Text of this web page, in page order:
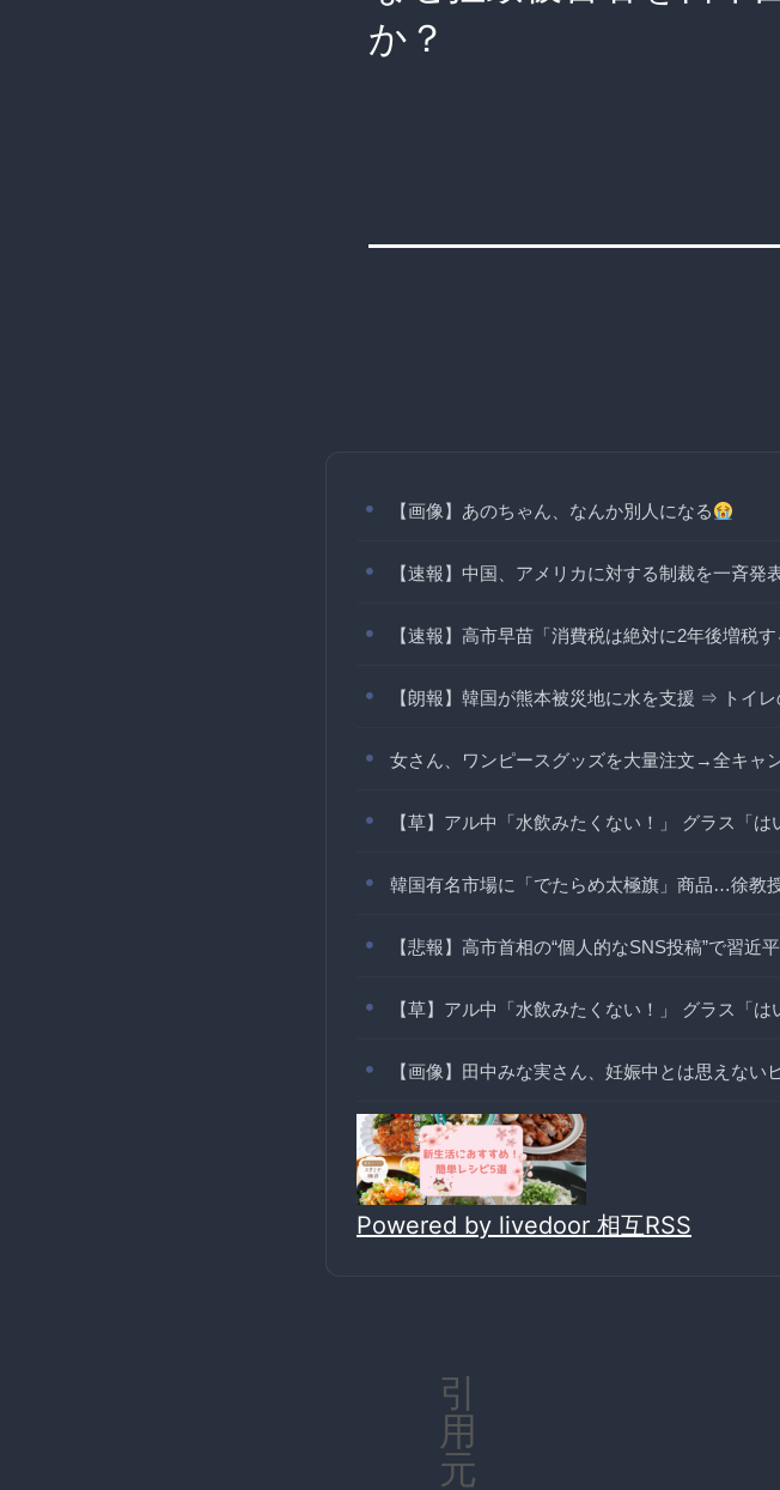
か？
【画像】あのちゃん、なんか別人になる
【速報】中国、アメリカに対する制裁を一斉発
【速報】高市早苗「消費税は絶対に2年後増税す
【朗報】韓国が熊本被災地に水を支援 ⇒ トイ
女さん、ワンピースグッズを大量注文→全キャ
【草】アル中「水飲みたくない！」 グラス「は
韓国有名市場に「でたらめ太極旗」商品…徐教
【悲報】高市首相の“個人的なSNS投稿”で習近
【草】アル中「水飲みたくない！」 グラス「は
【画像】田中みな実さん、妊娠中とは思えない
Powered by livedoor 相互RSS
引
用
元